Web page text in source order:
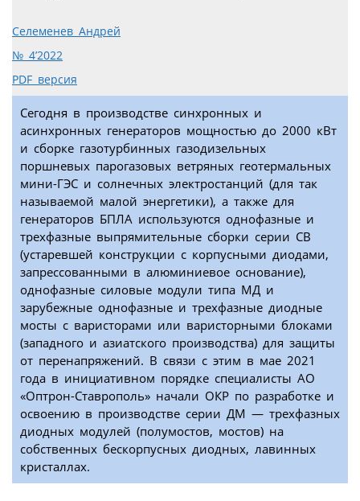
Селеменев Андрей
№ 4’2022
PDF версия
Сегодня в производстве синхронных и
асинхронных генераторов мощностью до 2000 кВт
и сборке газотурбинных газодизельных
поршневых парогазовых ветряных геотермальных
мини-ГЭС и солнечных электростанций (для так
называемой малой энергетики), а также для
генераторов БПЛА используются однофазные и
трехфазные выпрямительные сборки серии СВ
(устаревшей конструкции с корпусными диодами,
запрессованными в алюминиевое основание),
однофазные силовые модули типа МД и
зарубежные однофазные и трехфазные диодные
мосты с варисторами или варисторными блоками
(западного и азиатского производства) для защиты
от перенапряжений. В связи с этим в мае 2021
года в инициативном порядке специалисты АО
«Оптрон-Ставрополь» начали ОКР по разработке и
освоению в производстве серии ДМ — трехфазных
диодных модулей (полумостов, мостов) на
собственных бескорпусных диодных, лавинных
кристаллах.